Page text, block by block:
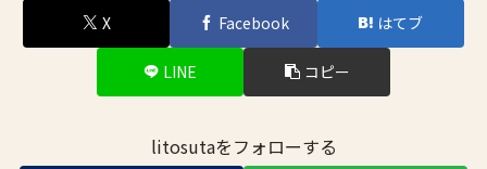
X Facebook はてブ
LINE コピー
litosutaをフォローする